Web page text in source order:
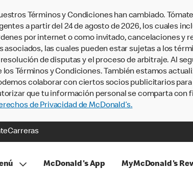
Términos y Condiciones han cambiado.
a partir del 24 de agosto de 2026, los cuales
por internet o como invitado, cancelaciones y
asociados, las cuales pueden estar sujetas a los
resolución de disputas y el proceso de arbitraje. Al
los Términos y Condiciones. También estamos
colaborar con ciertos socios publicitarios
que tu información personal se comparta con
de Privacidad de McDonald’s.
Carreras
McDonald's App MyMcDonald's